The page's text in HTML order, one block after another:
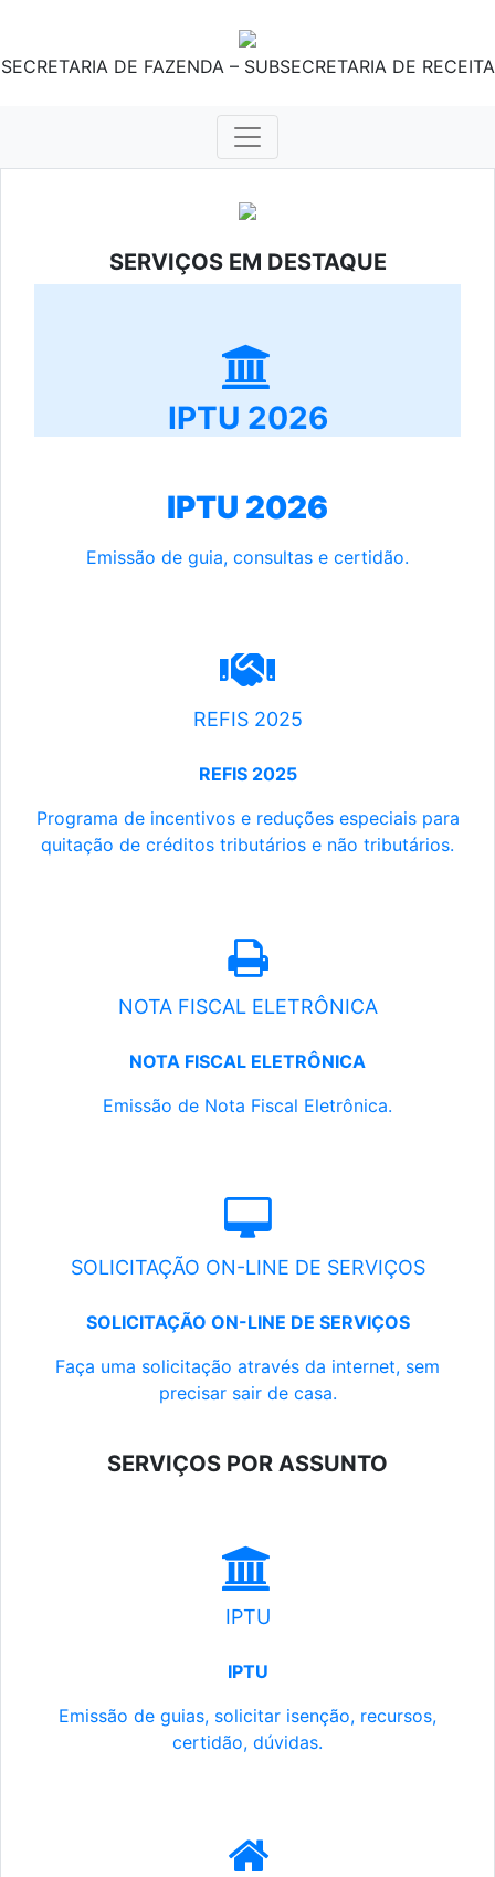
SECRETARIA DE FAZENDA – SUBSECRETARIA DE RECEITA
SERVIÇOS EM DESTAQUE
IPTU 2026
IPTU 2026
Emissão de guia, consultas e certidão.
REFIS 2025
REFIS 2025
Programa de incentivos e reduções especiais para
quitação de créditos tributários e não tributários.
NOTA FISCAL ELETRÔNICA
NOTA FISCAL ELETRÔNICA
Emissão de Nota Fiscal Eletrônica.
SOLICITAÇÃO ON-LINE DE SERVIÇOS
SOLICITAÇÃO ON-LINE DE SERVIÇOS
Faça uma solicitação através da internet, sem
precisar sair de casa.
SERVIÇOS POR ASSUNTO
IPTU
IPTU
Emissão de guias, solicitar isenção, recursos,
certidão, dúvidas.